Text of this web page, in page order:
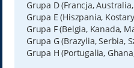
Grupa D (Francja,
Grupa E (Hiszpania,
Grupa F (Belgia, Kanada,
Grupa G (Brazylia, Serbia,
Grupa H (Portugalia,